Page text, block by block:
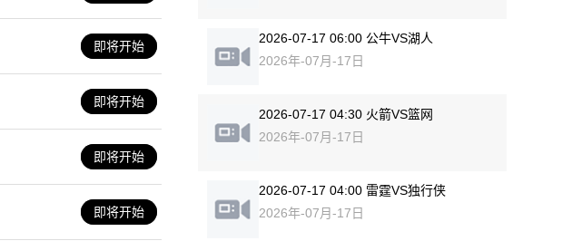
即将开始
即将开始
即将开始
即将开始
2026-07-17 06:00 公牛VS湖人
2026年-07月-17日
2026-07-17 04:30 火箭VS篮网
2026年-07月-17日
2026-07-17 04:00 雷霆VS独行侠
2026年-07月-17日